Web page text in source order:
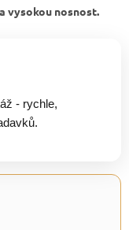
vysokou nosnost.
- rychle,